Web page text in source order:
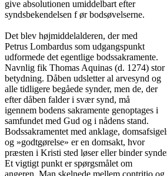
give absolutionen umiddelbart efter
syndsbekendelsen f ør bodsøvelserne.
Det blev højmiddelalderen, der med
Petrus Lombardus som udgangspunkt
udformede det egentlige bodssakramente.
Navnlig fik Thomas Aquinas (d. 1274) stor
betydning. Dåben udsletter al arvesynd og
alle tidligere begåede synder, men de, der
efter dåben falder i svær synd, må
igennem bodens sakramente genoptages i
samfundet med Gud og i nådens stand.
Bodssakramentet med anklage,
og »godtgørelse» er en domsakt, hvor
præsten i Kristi sted løser eller binder
Et vigtigt punkt er spørgsmålet om
angeren. Man skelnede mellem contritio og